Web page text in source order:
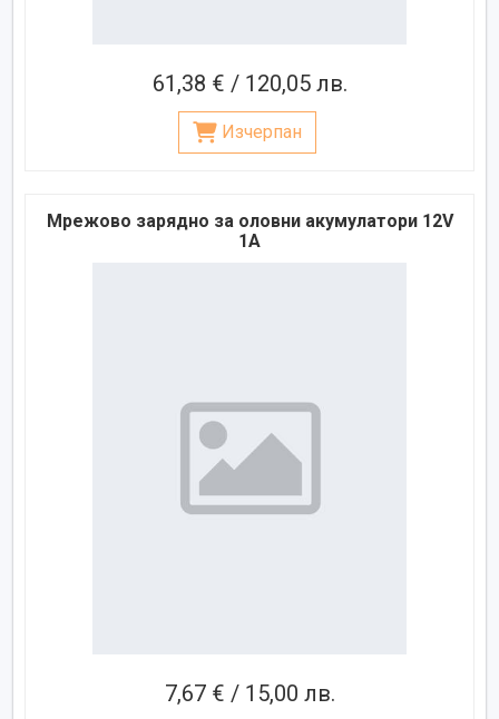
61,38 € / 120,05 лв.
Изчерпан
Мрежово зарядно за оловни акумулатори 12V
1A
7,67 € / 15,00 лв.